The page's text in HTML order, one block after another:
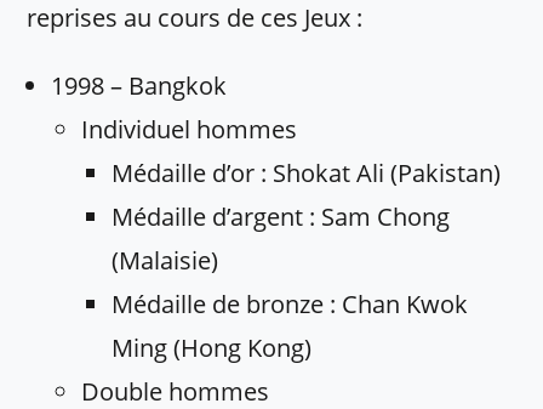
reprises au cours de ces Jeux :
1998 – Bangkok
Individuel hommes
Médaille d’or : Shokat Ali (Pakistan)
Médaille d’argent : Sam Chong
(Malaisie)
Médaille de bronze : Chan Kwok
Ming (Hong Kong)
Double hommes